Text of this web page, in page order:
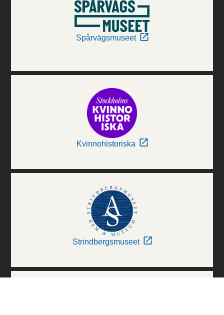
Spårvägsmuseet
Kvinnohistoriska
Strindbergsmuseet